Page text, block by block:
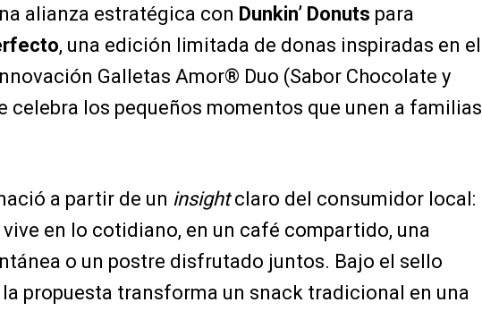
alianza estratégica con Dunkin’ Donuts para
, una edición limitada de donas inspiradas en el
Galletas Amor® Duo (Sabor Chocolate y
celebra los pequeños momentos que unen a familias
a partir de un insightclaro del consumidor local:
en lo cotidiano, en un café compartido, una
o un postre disfrutado juntos. Bajo el sello
la propuesta transforma un snack tradicional en una